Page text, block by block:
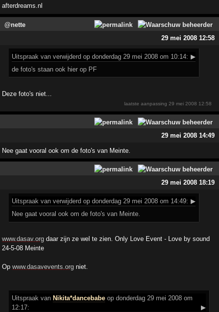
afterdreams.nl
@nette
29 mei 2008 12:58
Uitspraak van verwijderd op donderdag 29 mei 2008 om 10:14: ▶
de foto's staan ook hier op PF
Deze foto's niet...
laatste aanpassing29 mei 2008 12:58
29 mei 2008 14:49
Nee gaat vooral ook om de foto's van Meinte.
29 mei 2008 18:19
Uitspraak van verwijderd op donderdag 29 mei 2008 om 14:49: ▶
Nee gaat vooral ook om de foto's van Meinte.
www.dasav.orgdaar zijn ze wel te zien. Only Love Event - Love by sound
24-5-08 Meinte
Op www.dasavevents.orgniet.
Uitspraak van Nikita*dancebabe op donderdag 29 mei 2008 om
12:17:
▶